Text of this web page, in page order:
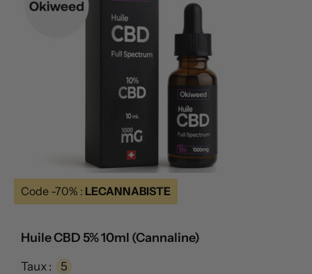
Code -70% : LECANNABISTE
Huile CBD 5% 10ml (Cannaline)
Taux : 5